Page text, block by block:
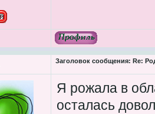
Заголовок сообщения: Re:
Я рожала в
осталась